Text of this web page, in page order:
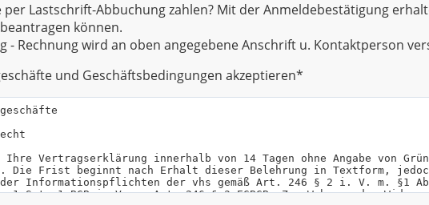
per Lastschrift-Abbuchung zahlen? Mit der Anmeldebestätigung
können.
- Rechnung wird an oben angegebene Anschrift u. Kontaktperson
und Geschäftsbedingungen akzeptieren*